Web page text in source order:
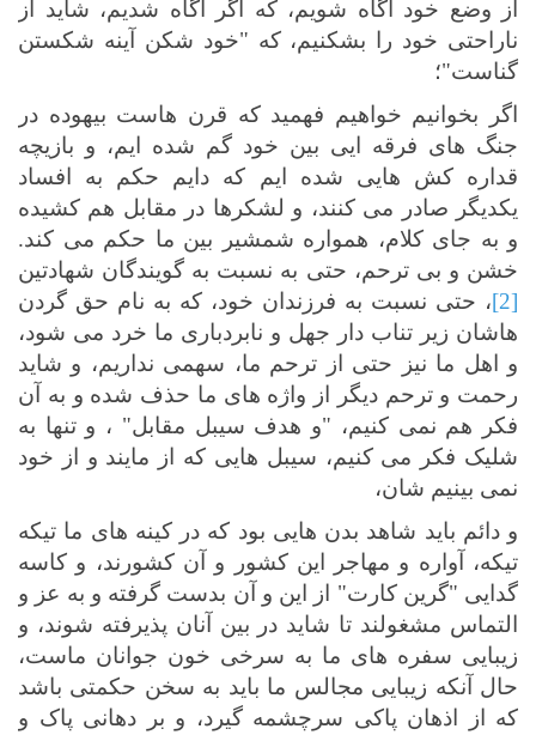
از وضع خود آگاه شویم، که اگر آگاه شدیم، شاید از
ناراحتی خود را بشکنیم، که "خود شکن آینه شکستن
گناست"؛
اگر بخوانیم خواهیم فهمید که قرن هاست بیهوده در
جنگ های فرقه ایی بین خود گم شده ایم، و بازیچه
قداره کش هایی شده ایم که دایم حکم به افساد
یکدیگر صادر می کنند، و لشکرها در مقابل هم کشیده
و به جای کلام، همواره شمشیر بین ما حکم می کند.
خشن و بی ترحم، حتی به نسبت به گویندگان شهادتین
[2]
، حتی نسبت به فرزندان خود، که به نام حق گردن
هاشان زیر تناب دار جهل و نابردباری ما خرد می شود،
و اهل ما نیز حتی از ترحم ما، سهمی نداریم، و شاید
رحمت و ترحم دیگر از واژه های ما حذف شده و به آن
فکر هم نمی کنیم، "و هدف سیبل مقابل" ، و تنها به
شلیک فکر می کنیم، سیبل هایی که از مایند و از خود
نمی بینیم شان،
و دائم باید شاهد بدن هایی بود که در کینه های ما تیکه
تیکه، آواره و مهاجر این کشور و آن کشورند، و کاسه
گدایی "گرین کارت" از این و آن بدست گرفته و به عز و
التماس مشغولند تا شاید در بین آنان پذیرفته شوند، و
زیبایی سفره های ما به سرخی خون جوانان ماست،
حال آنکه زیبایی مجالس ما باید به سخن حکمتی باشد
که از اذهان پاکی سرچشمه گیرد، و بر دهانی پاک و